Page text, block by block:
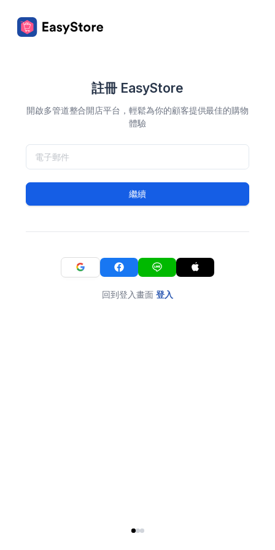
註冊 EasyStore
開啟多管道整合開店平台，輕鬆為你的顧客提供最佳的購物
體驗
繼續
回到登入畫面 登入